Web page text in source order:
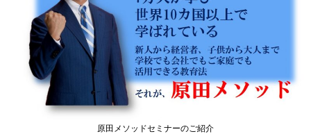
原田メソッドセミナーのご紹介